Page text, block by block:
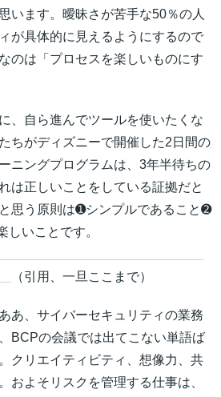
います。曖昧さが苦手な50％の人
が具体的に見えるようにするので
のは「プロセスを楽しいものにす
、自ら進んでツールを使いたくな
ちがディズニーで開催した2日間の
ニングプログラムは、3年半待ちの
は正しいことをしている証拠だと
思う原則は➊シンプルであること➋
いことです。
（引用、一旦ここまで）
あ、サイバーセキュリティの業務
BCPの会議では出てこない単語ば
クリエイティビティ、想像力、共
よそリスクを管理する仕事は、